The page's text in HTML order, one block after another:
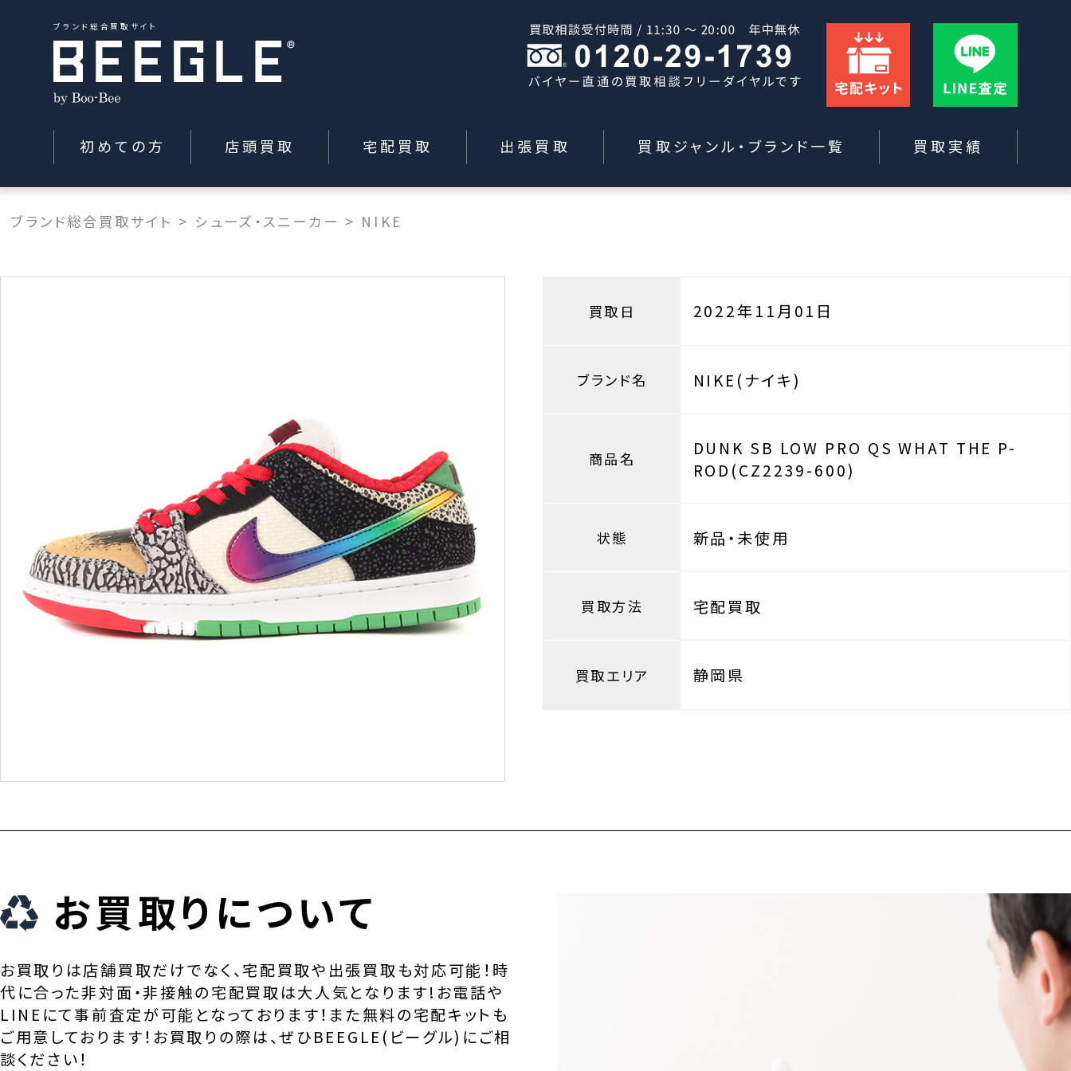
ブランド総合買取サイト
初めての方 店頭買取 宅配買取 出張買取 買取ジャンル・ブランド一覧 買取実績
ブランド総合買取サイト > シューズ・スニーカー > NIKE
買取日 2022年11月01日
ブランド名 NIKE(ナイキ)
商品名
DUNK SB LOW PRO QS WHAT THE P-
ROD(CZ2239-600)
状態 新品・未使用
買取方法 宅配買取
買取エリア 静岡県
お買取りについて
お買取りは店舗買取だけでなく、宅配買取や出張買取も対応可能！時
代に合った非対面・非接触の宅配買取は大人気となります!お電話や
LINEにて事前査定が可能となっております！また無料の宅配キットも
ご用意しております！お買取りの際は、ぜひBEEGLE(ビーグル)にご相
談ください！